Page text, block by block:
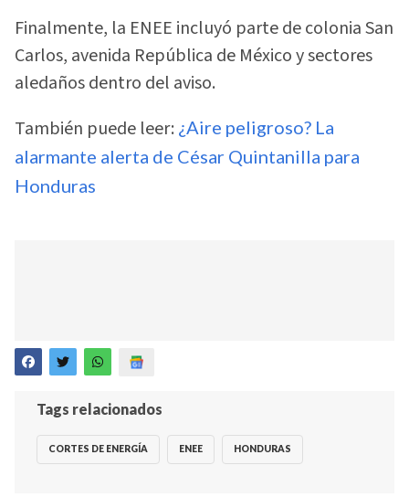
Finalmente, la ENEE incluyó parte de colonia San
Carlos, avenida República de México y sectores
aledaños dentro del aviso.
También puede leer: ¿Aire peligroso? La
alarmante alerta de César Quintanilla para
Honduras
Tags relacionados
CORTES DE ENERGÍA ENEE HONDURAS